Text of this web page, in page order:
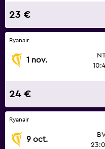
23 €
Ryanair
1 nov.
24 €
Ryanair
9 oct.